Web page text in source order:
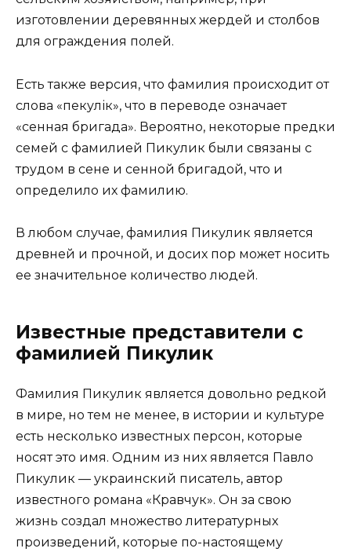
изготовлении деревянных жердей и столбов
для ограждения полей.
Есть также версия, что фамилия происходит от
слова «пекулік», что в переводе означает
«сенная бригада». Вероятно, некоторые предки
семей с фамилией Пикулик были связаны с
трудом в сене и сенной бригадой, что и
определило их фамилию.
В любом случае, фамилия Пикулик является
древней и прочной, и досих пор может носить
ее значительное количество людей.
Известные представители с
фамилией Пикулик
Фамилия Пикулик является довольно редкой
в мире, но тем не менее, в истории и культуре
есть несколько известных персон, которые
носят это имя. Одним из них является Павло
Пикулик — украинский писатель, автор
известного романа «Кравчук». Он за свою
жизнь создал множество литературных
произведений, которые по-настоящему